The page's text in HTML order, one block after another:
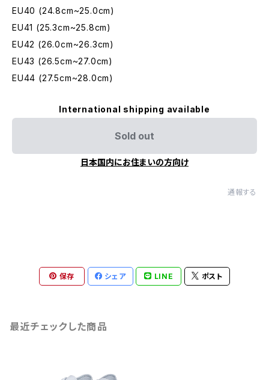
EU40 (24.8cm~25.0cm)
EU41 (25.3cm~25.8cm)
EU42 (26.0cm~26.3cm)
EU43 (26.5cm~27.0cm)
EU44 (27.5cm~28.0cm)
International shipping available
Sold out
日本国内にお住まいの方向け
通報する
保存 シェア LINE ポスト
最近チェックした商品